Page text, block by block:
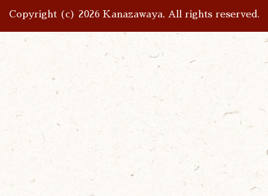
Copyright (c) 2026 Kanazawaya, All rights reserved.